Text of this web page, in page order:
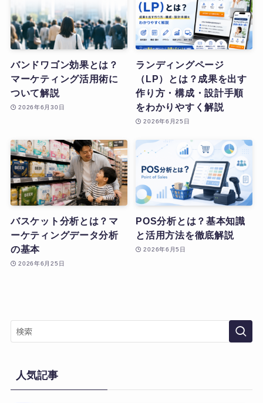
バンドワゴン効果とは？
マーケティング活用術に
ついて解説
2026年6月30日
ランディングページ
（LP）とは？成果を出す
作り方・構成・設計手順
をわかりやすく解説
2026年6月25日
バスケット分析とは？マ
ーケティングデータ分析
の基本
2026年6月25日
POS分析とは？基本知識
と活用方法を徹底解説
2026年6月5日
人気記事